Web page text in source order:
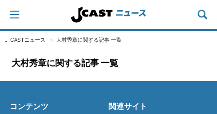
J-CASTニュース 大村秀章に関する記事 一覧
大村秀章に関する記事 一覧
コンテンツ 関連サイト